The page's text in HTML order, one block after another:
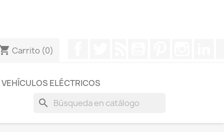
Carrito (0)
VEHÍCULOS ELÉCTRICOS
search